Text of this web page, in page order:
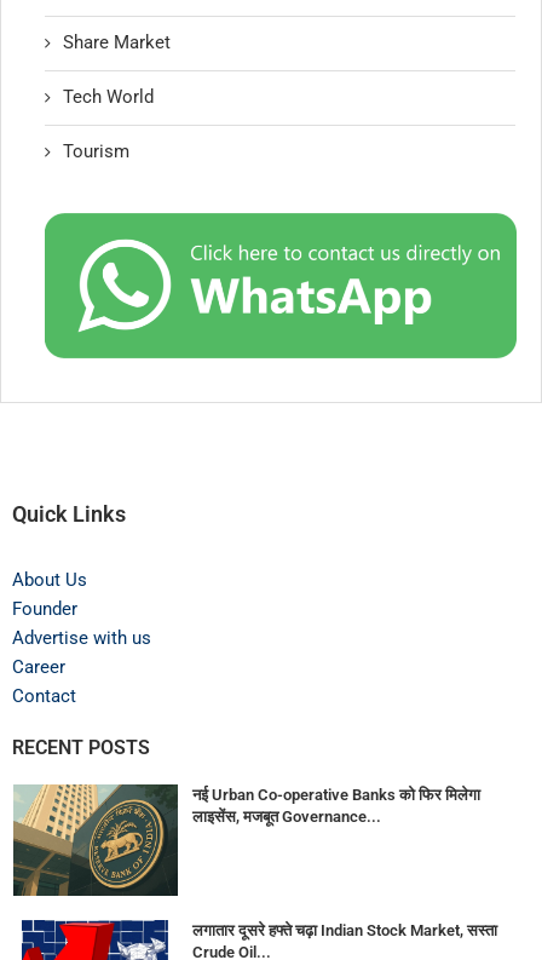
Share Market
Tech World
Tourism
Quick Links
About Us
Founder
Advertise with us
Career
Contact
RECENT POSTS
नई Urban Co-operative Banks को फिर मिलेगा
लाइसेंस, मजबूत Governance...
लगातार दूसरे हफ्ते चढ़ा Indian Stock Market, सस्ता
Crude Oil...